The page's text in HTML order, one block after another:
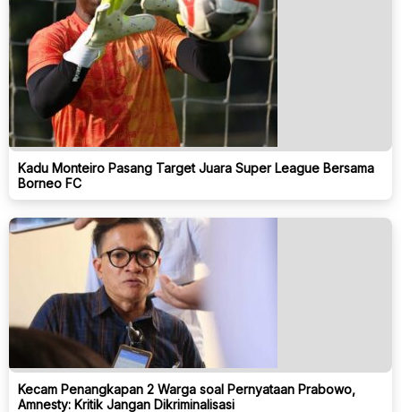
Kadu Monteiro Pasang Target Juara Super League Bersama
Borneo FC
Kecam Penangkapan 2 Warga soal Pernyataan Prabowo,
Amnesty: Kritik Jangan Dikriminalisasi